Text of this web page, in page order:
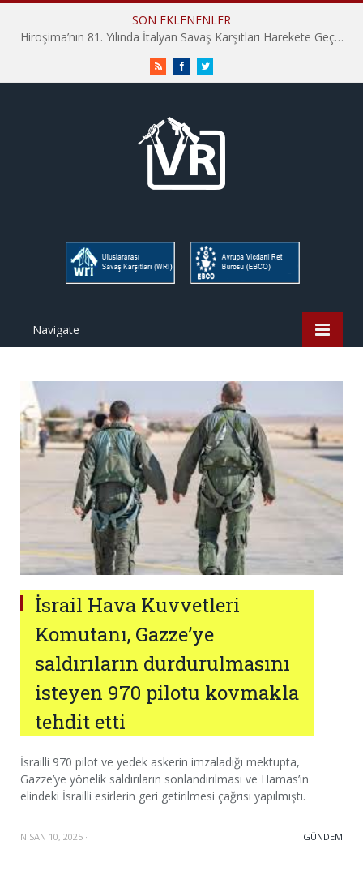
SON EKLENENLER
Hiroşima’nın 81. Yılında İtalyan Savaş Karşıtları Harekete Geçti: “Hatırlamak yeterli değil”
RSS FacebookTwitter
Navigate
İsrail Hava Kuvvetleri
Komutanı, Gazze’ye
saldırıların durdurulmasını
isteyen 970 pilotu kovmakla
tehdit etti
İsrailli 970 pilot ve yedek askerin imzaladığı mektupta,
Gazze’ye yönelik saldırıların sonlandırılması ve Hamas’ın
elindeki İsrailli esirlerin geri getirilmesi çağrısı yapılmıştı.
NISAN 10, 2025 · GÜNDEM